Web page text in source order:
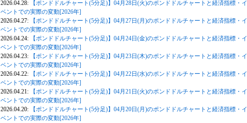
2026.04.28:
【ポンドドルチャート(5分足)】04月28日(火)のポンドドルチャートと経済指標・イ
ベントでの実際の変動[2026年]
2026.04.27:
【ポンドドルチャート(5分足)】04月27日(月)のポンドドルチャートと経済指標・イ
ベントでの実際の変動[2026年]
2026.04.24:
【ポンドドルチャート(5分足)】04月24日(金)のポンドドルチャートと経済指標・イ
ベントでの実際の変動[2026年]
2026.04.23:
【ポンドドルチャート(5分足)】04月23日(木)のポンドドルチャートと経済指標・イ
ベントでの実際の変動[2026年]
2026.04.22:
【ポンドドルチャート(5分足)】04月22日(水)のポンドドルチャートと経済指標・イ
ベントでの実際の変動[2026年]
2026.04.21:
【ポンドドルチャート(5分足)】04月21日(火)のポンドドルチャートと経済指標・イ
ベントでの実際の変動[2026年]
2026.04.20:
【ポンドドルチャート(5分足)】04月20日(月)のポンドドルチャートと経済指標・イ
ベントでの実際の変動[2026年]